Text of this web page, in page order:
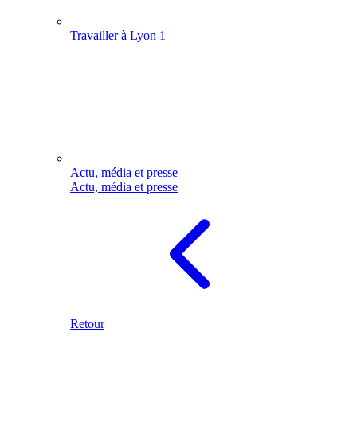
Travailler à Lyon 1
Actu, média et presse
Actu, média et presse
Retour